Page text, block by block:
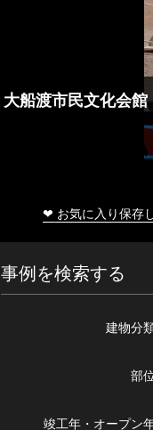
大船渡市民文化会館
❤ お気に入り保存
事例を検索する
建物分
部
竣工年・ オープン